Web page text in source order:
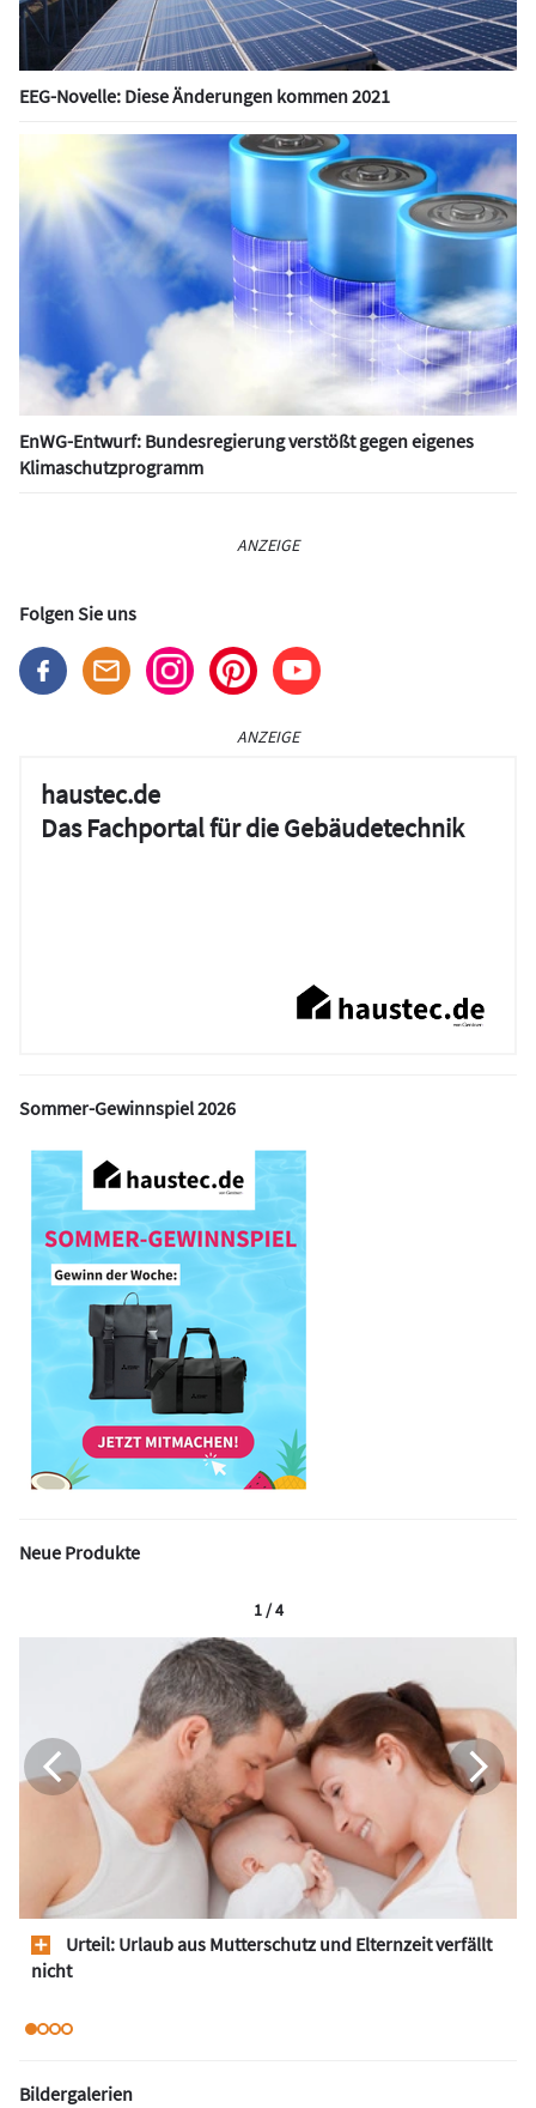
EEG-Novelle: Diese Änderungen kommen 2021
EnWG-Entwurf: Bundesregierung verstößt gegen eigenes
Klimaschutzprogramm
ANZEIGE
Folgen Sie uns
ANZEIGE
haustec.de
Das Fachportal für die Gebäudetechnik
Sommer-Gewinnspiel 2026
Neue Produkte
Urteil: Urlaub aus Mutterschutz und Elternzeit verfällt
nicht
1 / 4
Bildergalerien